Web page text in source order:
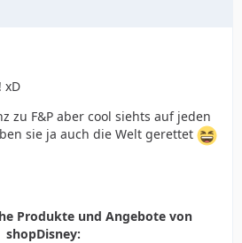
xD
zu F&P aber cool siehts auf jeden
sie ja auch die Welt gerettet
Produkte und Angebote von
shopDisney: